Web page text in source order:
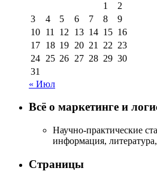
1
2
3
4 5 6 7 8
9
10 11 12 13 14 15 16
17 18 19 20 21 22 23
24 25 26 27 28 29 30
31
« Июл
Всё о маркетинге и
Научно-практические
информация,
Страницы